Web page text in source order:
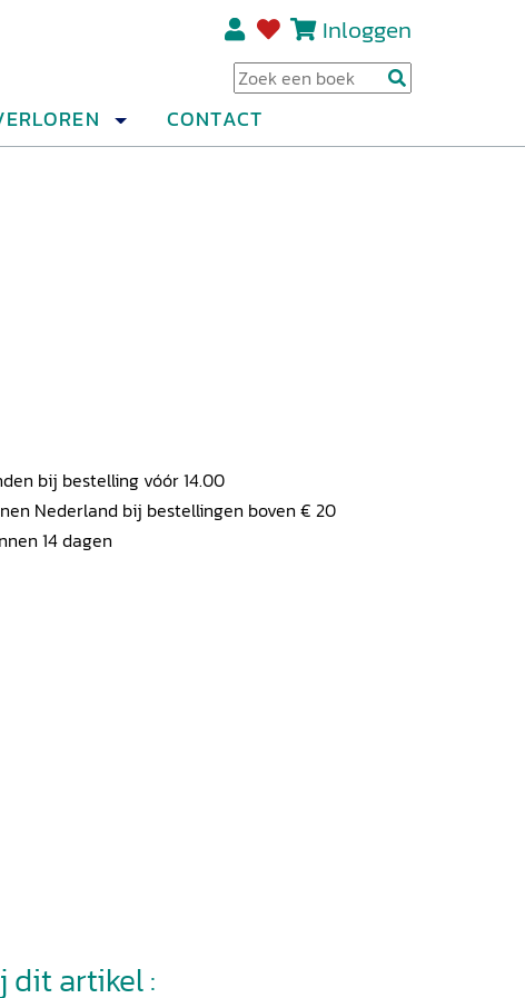
Inloggen
CONTACT
bij bestelling vóór 14.00
Nederland bij bestellingen boven € 20
14 dagen
dit artikel :